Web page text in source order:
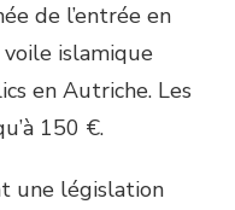
de l’entrée en
islamique
en Autriche. Les
150 €.
une législation